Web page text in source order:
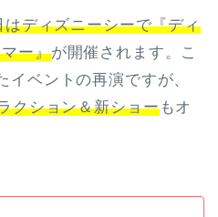
はディズニーシーで『ディ
ー』が開催されます。こ
イベントの再演ですが、
クション＆新ショーもオ